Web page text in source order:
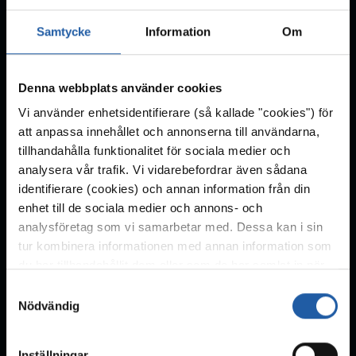
Samtycke Information Om
Denna webbplats använder cookies
Vi använder enhetsidentifierare (så kallade "cookies") för
att anpassa innehållet och annonserna till användarna,
tillhandahålla funktionalitet för sociala medier och
analysera vår trafik. Vi vidarebefordrar även sådana
identifierare (cookies) och annan information från din
enhet till de sociala medier och annons- och
analysföretag som vi samarbetar med. Dessa kan i sin
tur kombinera informationen med annan information som
sidancookies
Nödvändig
Ubåtshallen
Ljudspår 301–310